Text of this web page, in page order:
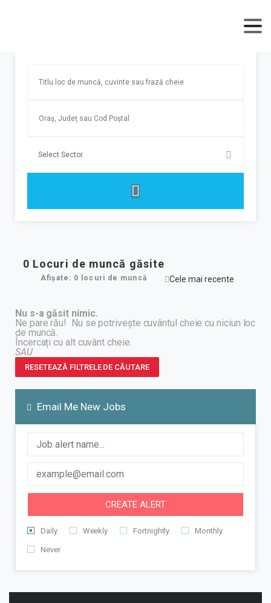
0 Locuri de muncă găsite
Afișate: 0 locuri de muncă
Nu s-a găsit nimic.
Ne pare rău! Nu se potrivește cuvântul cheie cu niciun loc
de muncă.
Încercați cu alt cuvânt cheie.
SAU
RESETEAZĂ FILTRELE DE CĂUTARE
Email Me New Jobs
CREATE ALERT
Daily Weekly Fortnightly Monthly
Never